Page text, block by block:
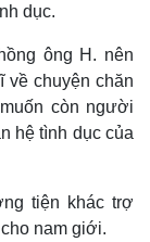
dục.
ông H. nên
về chuyện chăn
còn người
hệ tình dục của
tiện khác trợ
nam giới.